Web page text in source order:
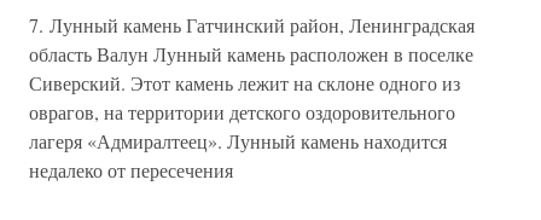
7. Лунный камень Гатчинский район, Ленинградская
область Валун Лунный камень расположен в поселке
Сиверский. Этот камень лежит на склоне одного из
оврагов, на территории детского оздоровительного
лагеря «Адмиралтеец». Лунный камень находится
недалеко от пересечения